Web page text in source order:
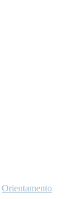
Orientamento